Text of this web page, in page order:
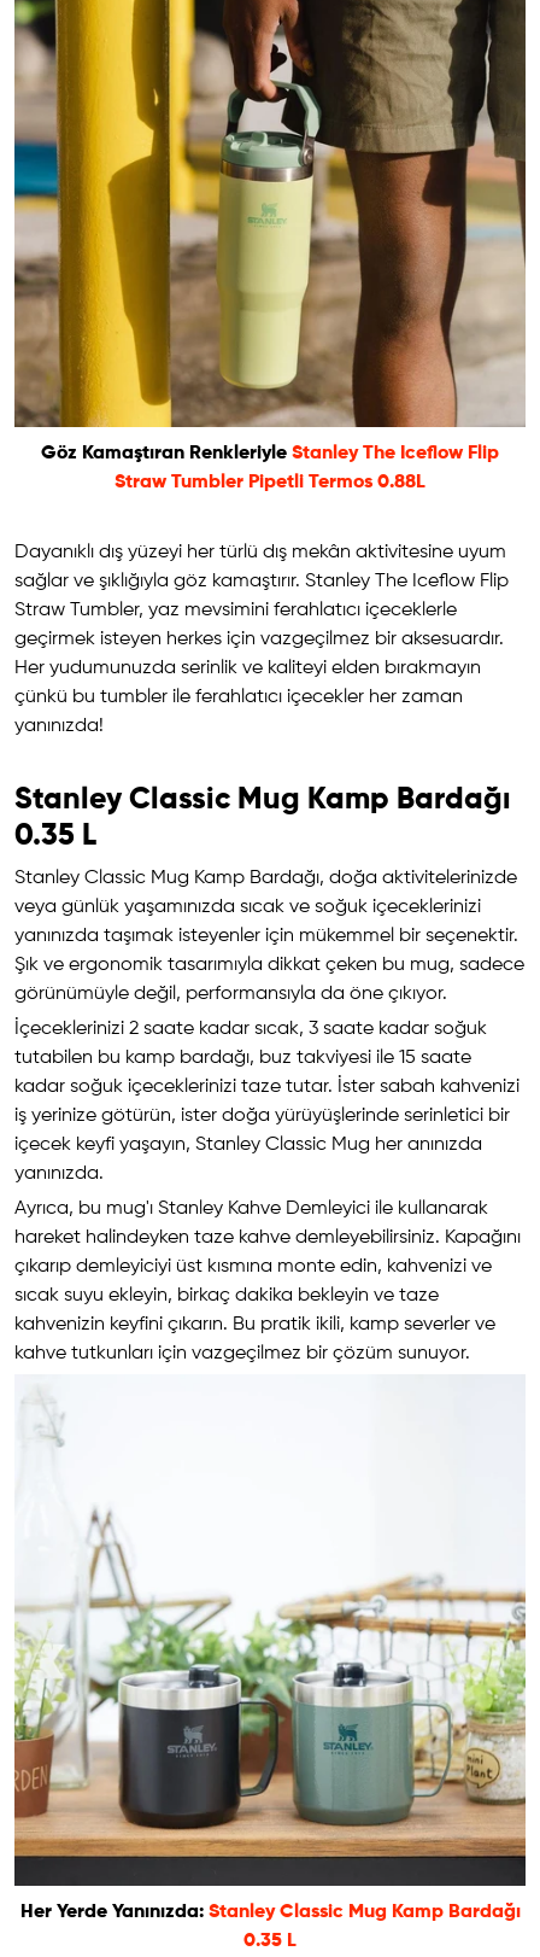
Göz Kamaştıran Renkleriyle Stanley The Iceflow Flip
Straw Tumbler Pipetli Termos 0.88L
Dayanıklı dış yüzeyi her türlü dış mekân aktivitesine uyum
sağlar ve şıklığıyla göz kamaştırır. Stanley The Iceflow Flip
Straw Tumbler, yaz mevsimini ferahlatıcı içeceklerle
geçirmek isteyen herkes için vazgeçilmez bir aksesuardır.
Her yudumunuzda serinlik ve kaliteyi elden bırakmayın
çünkü bu tumbler ile ferahlatıcı içecekler her zaman
yanınızda!
Stanley Classic Mug Kamp Bardağı
0.35 L
Stanley Classic Mug Kamp Bardağı, doğa aktivitelerinizde
veya günlük yaşamınızda sıcak ve soğuk içeceklerinizi
yanınızda taşımak isteyenler için mükemmel bir seçenektir.
Şık ve ergonomik tasarımıyla dikkat çeken bu mug, sadece
görünümüyle değil, performansıyla da öne çıkıyor.
İçeceklerinizi 2 saate kadar sıcak, 3 saate kadar soğuk
tutabilen bu kamp bardağı, buz takviyesi ile 15 saate
kadar soğuk içeceklerinizi taze tutar. İster sabah kahvenizi
iş yerinize götürün, ister doğa yürüyüşlerinde serinletici bir
içecek keyfi yaşayın, Stanley Classic Mug her anınızda
yanınızda.
Ayrıca, bu mug'ı Stanley Kahve Demleyici ile kullanarak
hareket halindeyken taze kahve demleyebilirsiniz. Kapağını
çıkarıp demleyiciyi üst kısmına monte edin, kahvenizi ve
sıcak suyu ekleyin, birkaç dakika bekleyin ve taze
kahvenizin keyfini çıkarın. Bu pratik ikili, kamp severler ve
kahve tutkunları için vazgeçilmez bir çözüm sunuyor.
Her Yerde Yanınızda: Stanley Classic Mug Kamp Bardağı
0.35 L